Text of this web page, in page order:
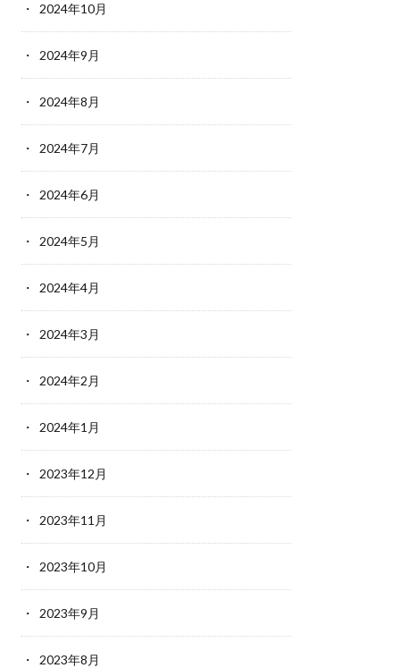
2024年10月
2024年9月
2024年8月
2024年7月
2024年6月
2024年5月
2024年4月
2024年3月
2024年2月
2024年1月
2023年12月
2023年11月
2023年10月
2023年9月
2023年8月